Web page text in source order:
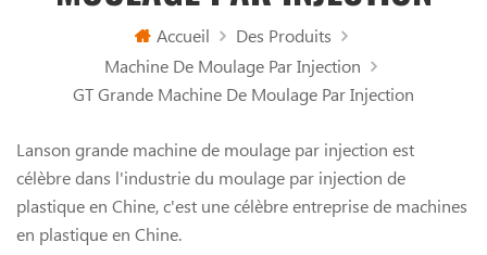
Accueil
Des Produits
Machine De Moulage Par Injection
GT Grande Machine De Moulage Par Injection
Lanson grande machine de moulage par injection est
célèbre dans l'industrie du moulage par injection de
plastique en Chine, c'est une célèbre entreprise de machines
en plastique en Chine.